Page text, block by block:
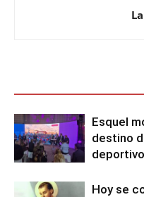
Esquel
destino
Hoy se